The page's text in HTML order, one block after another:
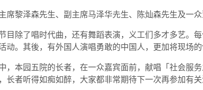
席黎泽森先生、副主席马泽华圥生、陈灿森先生及一
目除了唱时代曲，还有舞蹈表演，义工们多才多艺。
动。其後，有外国人演唱勇敢的中国人，更加将现场的
，本园五院的长者，在一众嘉宾面前，献唱「社会服
长者听得如痴如醉，大家都非常期待下一次再参加有关